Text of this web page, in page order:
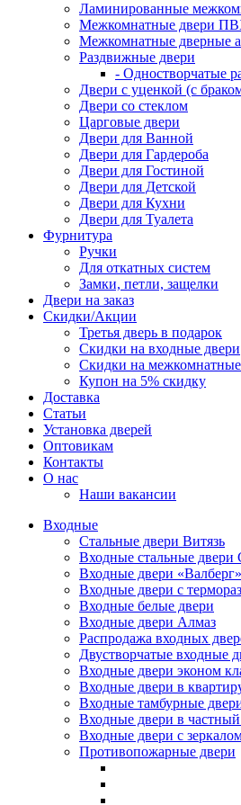
Ламинированные
Межкомнатные двери
Межкомнатные дверные
Раздвижные двери
- Одностворчатые
Двери с уценкой (с
Двери со стеклом
Царговые двери
Двери для Ванной
Двери для Гардероба
Двери для Гостиной
Двери для Детской
Двери для Кухни
Двери для Туалета
Фурнитура
Ручки
Для откатных систем
Замки, петли, защелки
Двери на заказ
Скидки/Акции
Третья дверь в подарок
Скидки на входные двери
Скидки на
Купон на 5% скидку
Доставка
Статьи
Установка дверей
Оптовикам
Контакты
О нас
Наши вакансии
Входные
Стальные двери Витязь
Входные стальные двери
Входные двери
Входные двери с
Входные белые двери
Входные двери Алмаз
Распродажа входных
Двустворчатые входные
Входные двери эконом
Входные двери в
Входные тамбурные
Входные двери в
Входные двери с
Противопожарные двери